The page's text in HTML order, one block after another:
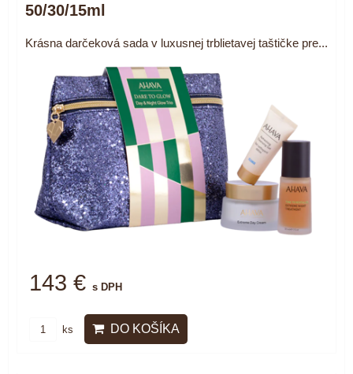
50/30/15ml
Krásna darčeková sada v luxusnej trblietavej taštičke pre...
143 € s DPH
ks DO KOŠÍKA